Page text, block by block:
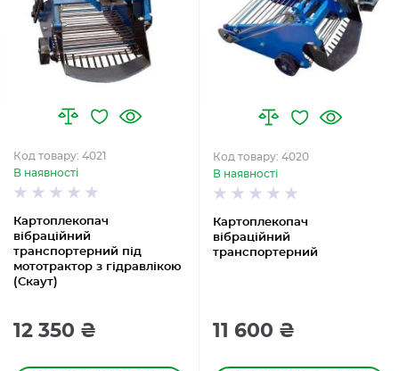
Картоплекопач
вібраційний
транспортерний під
мототрактор з гідравлікою
(Скаут)
Код товару: 4021
В наявності
12 350 ₴
Картоплекопач
вібраційний
транспортерний
Код товару: 4020
В наявності
11 600 ₴